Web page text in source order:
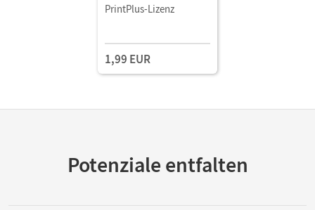
PrintPlus-Lizenz
1,99 EUR
Potenziale entfalten